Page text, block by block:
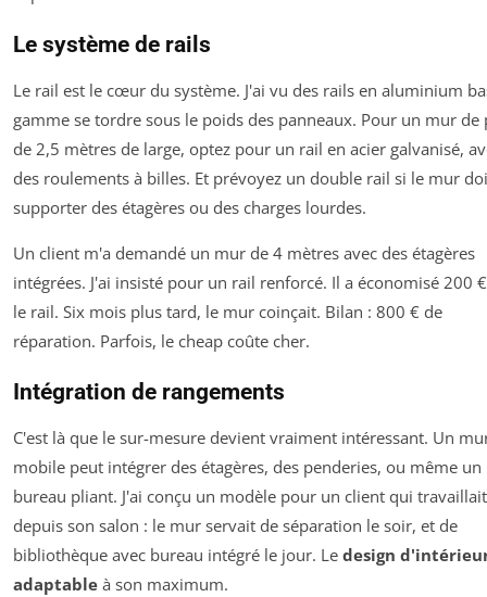
Le système de rails
Le rail est le cœur du système. J'ai vu des rails en aluminium
gamme se tordre sous le poids des panneaux. Pour un mur de
de 2,5 mètres de large, optez pour un rail en acier galvanisé,
des roulements à billes. Et prévoyez un double rail si le mur
supporter des étagères ou des charges lourdes.
Un client m'a demandé un mur de 4 mètres avec des étagères
intégrées. J'ai insisté pour un rail renforcé. Il a économisé 200
le rail. Six mois plus tard, le mur coinçait. Bilan : 800 € de
réparation. Parfois, le cheap coûte cher.
Intégration de rangements
C'est là que le sur-mesure devient vraiment intéressant. Un
mobile peut intégrer des étagères, des penderies, ou même un
bureau pliant. J'ai conçu un modèle pour un client qui travaillait
depuis son salon : le mur servait de séparation le soir, et de
bibliothèque avec bureau intégré le jour. Le design
adaptable à son maximum.